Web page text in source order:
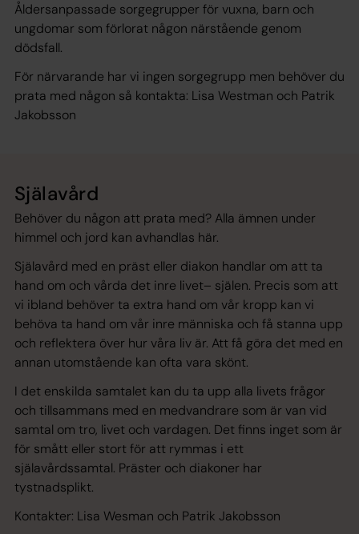
Åldersanpassade sorgegrupper för vuxna, barn och
ungdomar som förlorat någon närstående genom
dödsfall.
För närvarande har vi ingen sorgegrupp men behöver du
prata med någon så kontakta: Lisa Westman och Patrik
Jakobsson
Själavård
Behöver du någon att prata med? Alla ämnen under
himmel och jord kan avhandlas här.
Själavård med en präst eller diakon handlar om att ta
hand om och vårda det inre livet– själen. Precis som att
vi ibland behöver ta extra hand om vår kropp kan vi
behöva ta hand om vår inre människa och få stanna upp
och reflektera över hur våra liv är. Att få göra det med en
annan utomstående kan ofta vara skönt.
I det enskilda samtalet kan du ta upp alla livets frågor
och tillsammans med en medvandrare som är van vid
samtal om tro, livet och vardagen. Det finns inget som är
för smått eller stort för att rymmas i ett
själavårdssamtal. Präster och diakoner har
tystnadsplikt.
Kontakter: Lisa Wesman och Patrik Jakobsson